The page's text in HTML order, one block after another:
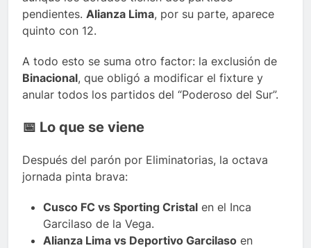
pendientes. Alianza Lima, por su parte, aparece
quinto con 12.
A todo esto se suma otro factor: la exclusión de
Binacional, que obligó a modificar el fixture y
anular todos los partidos del “Poderoso del Sur”.
📅 Lo que se viene
Después del parón por Eliminatorias, la octava
jornada pinta brava:
Cusco FC vs Sporting Cristal en el Inca
Garcilaso de la Vega.
Alianza Lima vs Deportivo Garcilaso en